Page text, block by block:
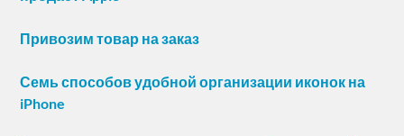
Привозим товар на заказ
Семь способов удобной организации иконок на
iPhone